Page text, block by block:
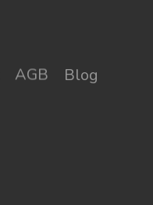
AGB
Blog